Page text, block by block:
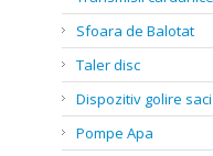
Sfoara de Balotat
Taler disc
Dispozitiv golire saci
Pompe Apa